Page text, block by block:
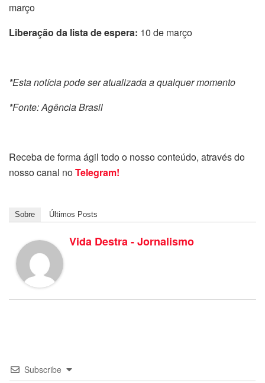
março
Liberação da lista de espera: 10 de março
*Esta notícia pode ser atualizada a qualquer momento
*Fonte: Agência Brasil
Receba de forma ágil todo o nosso conteúdo, através do
nosso canal noTelegram!
Sobre Últimos Posts
Vida Destra - Jornalismo
Subscribe